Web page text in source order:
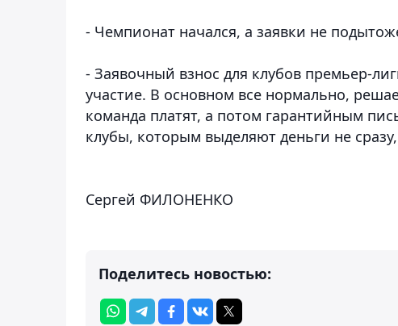
- Чемпионат начался, а заявки не
- Заявочный взнос для клубов премьер-
участие. В основном все нормально,
команда платят, а потом гарантийным
клубы, которым выделяют деньги не
Сергей ФИЛОНЕНКО
Поделитесь новостью: